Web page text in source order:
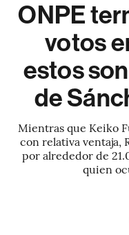
ONPE
votos
estos
de
Mientras que Keiko
con relativa ventaja,
por alrededor de
quien